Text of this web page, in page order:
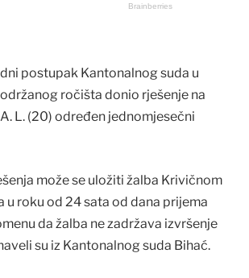
postupak Kantonalnog suda u
ročišta donio rješenje na
L. (20) određen jednomjesečni
može se uložiti žalba Krivičnom
u roku od 24 sata od dana prijema
da žalba ne zadržava izvršenje
su iz Kantonalnog suda Bihać.